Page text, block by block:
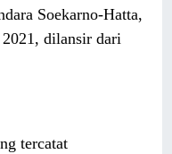
Soekarno-Hatta,
dilansir dari
tercatat